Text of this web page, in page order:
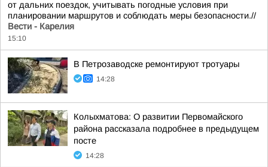
от дальних поездок, учитывать погодные условия при
планировании маршрутов и соблюдать меры безопасности.//
Вести - Карелия
15:10
В Петрозаводске ремонтируют тротуары
14:28
Колыхматова: О развитии Первомайского
района рассказала подробнее в предыдущем
посте
14:28